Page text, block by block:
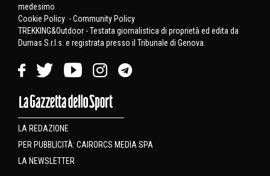
medesimo
Cookie Policy -Community Policy
TREKKING&Outdoor - Testata giornalistica di proprietà ed edita da
Dumas S.r.l.s. e registrata presso il Tribunale di Genova.
LA REDAZIONE
PER PUBBLICITÀ: CAIRORCS MEDIA SPA
LA NEWSLETTER